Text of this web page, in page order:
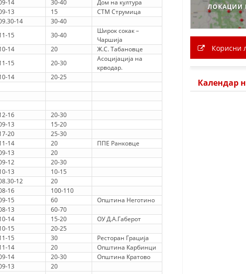
УПОТРЕБА И ЗАШТИТА НА АМБЛЕМОТ
ХУМАНИТАРНА ДЕЈНОСТ
И ДЕЈСТВО ПРИ КАТАСТРОФИ
ТИМОВИ НА ООЦК
ПОДГОТВЕНОСТ И ДЕЈСТВУВАЊЕ ПРИ КАТАСТРОФИ
ОДНОСИ СО ЈАВНОСТ
ИСТРАЖУВАЊЕ НА ЈАВНО МИСЛЕЊЕ
МЕЃУНАРОДНА СОРАБОТКА
ДОГОВОРИ
НА СЛУЖБАТА ЗА БАРАЊЕ
ФОРМУЛАРИ ЗА БАРАЊА
ПРЕВЕНТИВНА ДЕЈНОСТ
ПРВА ПОМОШ
14 30-40
Дом на култура
13 15
СТМ Струмица
14
30-40
15 30-40
Широк сокак –
Чаршија
14 20
Ж.С. Табановце
15 20-30
Асоцијација на
крводар.
14
20-25
16
20-30
13
15-20
20
25-30
14 20
ППЕ Ранковце
13
20
12
20-30
13
10-15
12
20
16
100-110
15 60
Општина Неготино
13
60-70
14 15-20
ОУ Д.А.Габерот
15
20-25
15 30
Ресторан Грација
14 20
Општина Карбинци
14 20-30
Општина Кратово
13
20
ЛОКАЦИИ
Корисни
Календар